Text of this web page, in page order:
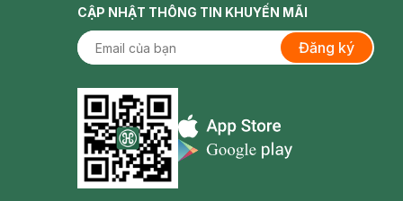
CẬP NHẬT THÔNG TIN KHUYẾN MÃI
Đăng ký
Appstore icon